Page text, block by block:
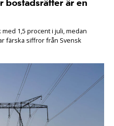
bostadsrätter är en
1,5 procent i juli, medan
färska siffror från Svensk